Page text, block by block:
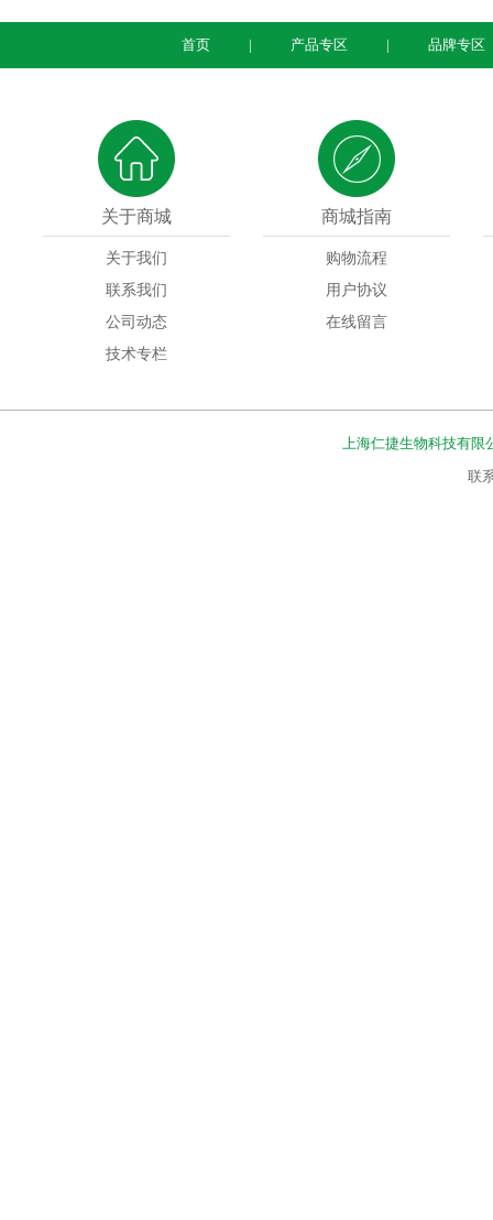
首页 产品专区 品牌专区
关于商城
关于我们
联系我们
公司动态
技术专栏
商城指南
购物流程
用户协议
在线留言
上海仁捷生物科技有限
联